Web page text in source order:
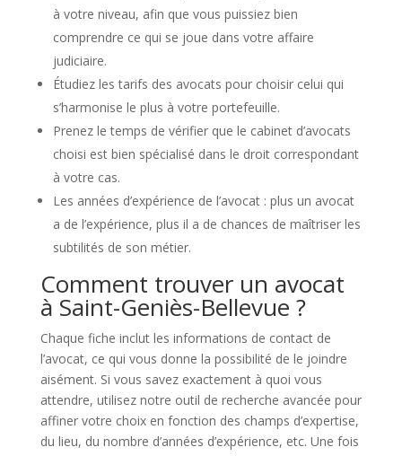
à votre niveau, afin que vous puissiez bien
comprendre ce qui se joue dans votre affaire
judiciaire.
Étudiez les tarifs des avocats pour choisir celui qui
s’harmonise le plus à votre portefeuille.
Prenez le temps de vérifier que le cabinet d’avocats
choisi est bien spécialisé dans le droit correspondant
à votre cas.
Les années d’expérience de l’avocat : plus un avocat
a de l’expérience, plus il a de chances de maîtriser les
subtilités de son métier.
Comment trouver un avocat
à Saint-Geniès-Bellevue ?
Chaque fiche inclut les informations de contact de
l’avocat, ce qui vous donne la possibilité de le joindre
aisément. Si vous savez exactement à quoi vous
attendre, utilisez notre outil de recherche avancée pour
affiner votre choix en fonction des champs d’expertise,
du lieu, du nombre d’années d’expérience, etc. Une fois